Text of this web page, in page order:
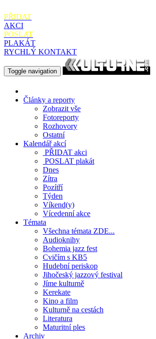
PŘIDAT
AKCI
POSLAT
PLAKÁT
RYCHLÝ KONTAKT
Toggle navigation
Články a reporty
Zobrazit vše
Fotoreporty
Rozhovory
Ostatní
Kalendář akcí
PŘIDAT akci
POSLAT plakát
Dnes
Zítra
Pozítří
Týden
Víkend(y)
Vícedenní akce
Témata
Všechna témata ZDE...
Audioknihy
Bohemia jazz fest
Cvičím s KB5
Hudební periskop
Jihočeský jazzový festival
Jíme kulturně
Kerekate
Kino a film
Kulturně na cestách
Literatura
Maturitní ples
Archiv